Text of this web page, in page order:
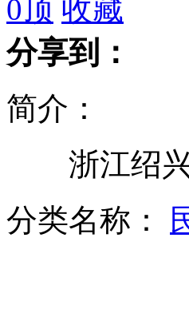
回顾汤姆克鲁斯的感情生活
《九方皋》拍出8900万 被
0顶 收藏
分享到：
简介：
浙江绍兴"
分类名称：